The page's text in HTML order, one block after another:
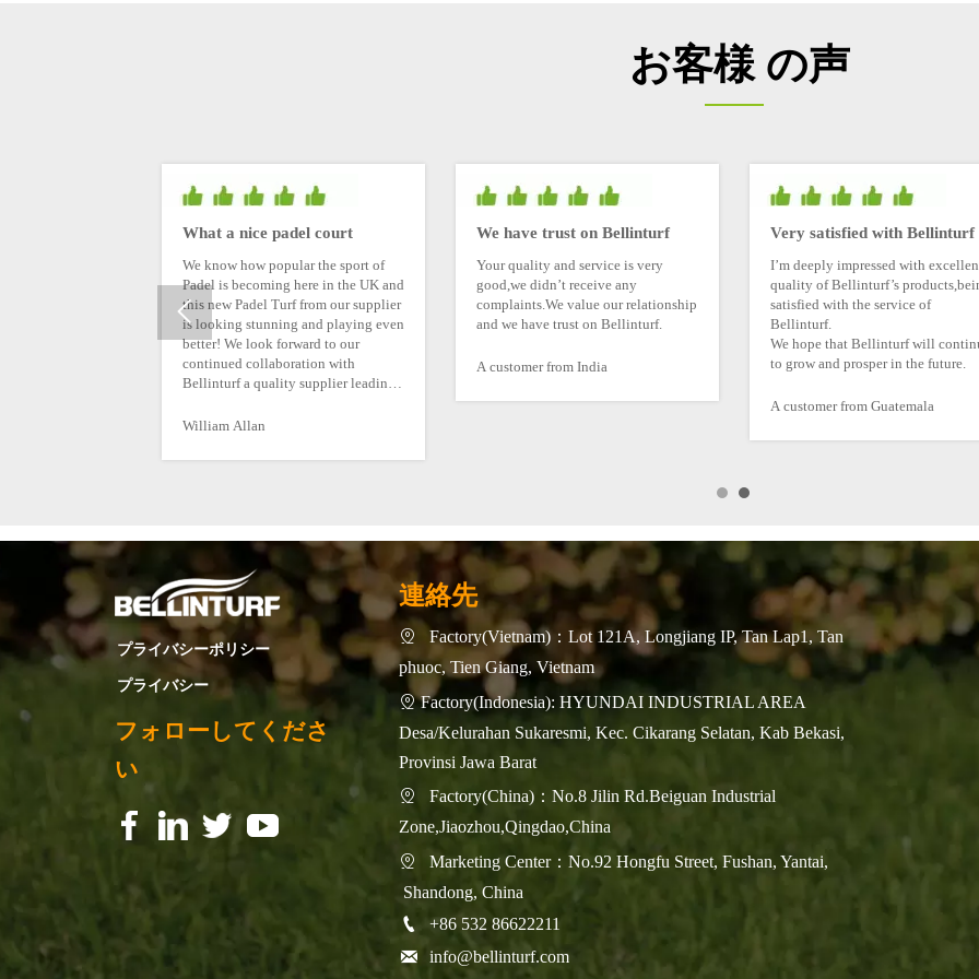
お客様 の声
What a nice padel court
We know how popular the sport of
Padel is becoming here in the UK and
this new Padel Turf from our supplier
is looking stunning and playing even
better! We look forward to our
continued collaboration with
Bellinturf a quality supplier leading
William Allan
We have trust on Bellinturf
Your quality and service is very
good,we didn’t receive any
complaints.We value our relationship
and we have trust on Bellinturf.
A customer from India
Very satisfied with Bellinturf
I’m deeply impressed with
quality of Bellinturf’s
satisfied with the service of
Bellinturf.
We hope that Bellinturf will
to grow and prosper in the future.
A customer from Guatemala

プライバシーポリシー
プライバシー
フォローしてくださ
い
ff f
f f
f
連絡先

Factory(Vietnam)：Lot 121A, Longjiang IP, Tan Lap1, Tan
phuoc, Tien Giang, Vietnam
 Factory(Indonesia): HYUNDAI INDUSTRIAL AREA
Desa/Kelurahan Sukaresmi, Kec. Cikarang Selatan, Kab Bekasi,
Provinsi Jawa Barat

Factory(China)：No.8 Jilin Rd.Beiguan Industrial
Zone,Jiaozhou,Qingdao,China

Marketing Center：No.92 Hongfu Street, Fushan, Yantai,
Shandong, China
 +86 532 86622211
 info@bellinturf.com